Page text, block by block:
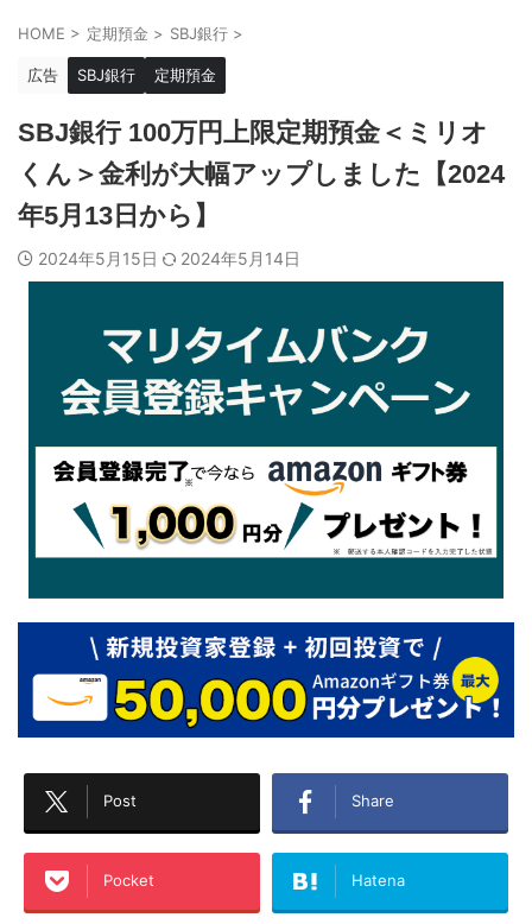
HOME > 定期預金 > SBJ銀行 >
広告 SBJ銀行 定期預金
SBJ銀行 100万円上限定期預金＜ミリオ
くん＞金利が大幅アップしました【2024
年5月13日から】
2024年5月15日 2024年5月14日
Post Share
Pocket Hatena